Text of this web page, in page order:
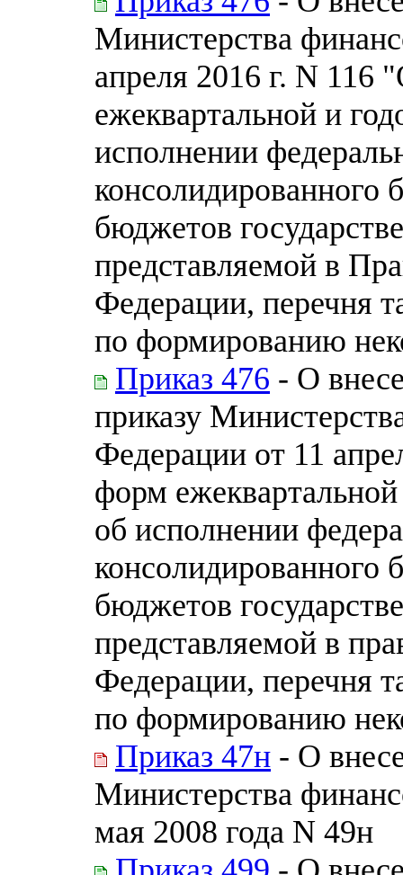
Министерства
апреля 2016 г. N 116
ежеквартальной и
исполнении
консолидированного
бюджетов
представляемой в
Федерации, перечня
по формированию
Приказ 476 - О
приказу
Федерации от 11
форм
об исполнении
консолидированного
бюджетов
представляемой в
Федерации, перечня
по формированию
Приказ 47н - О
Министерства
мая 2008 года N 49н